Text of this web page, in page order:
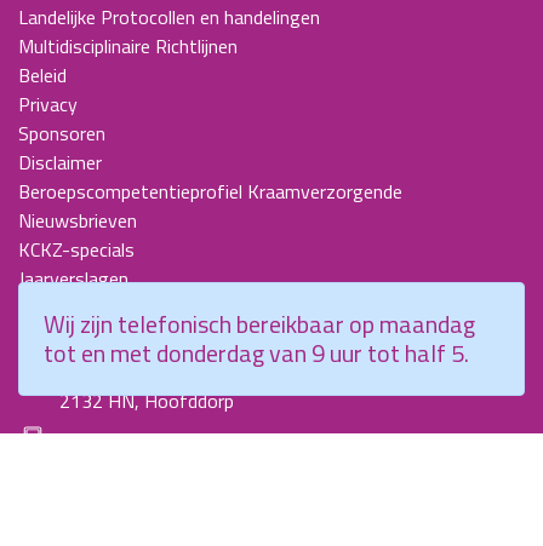
Landelijke Protocollen en handelingen
Multidisciplinaire Richtlijnen
Beleid
Privacy
Sponsoren
Disclaimer
Beroepscompetentieprofiel Kraamverzorgende
Nieuwsbrieven
KCKZ-specials
Jaarverslagen
Contact
Planetenweg 5
2132 HN, Hoofddorp
088 - 0076300
Wij zijn telefonisch bereikbaar op maandag
tot en met donderdag van 9 uur tot half 5.